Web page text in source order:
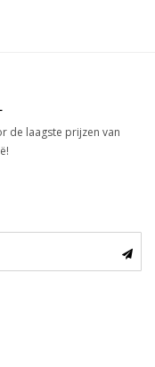
de laagste prijzen van